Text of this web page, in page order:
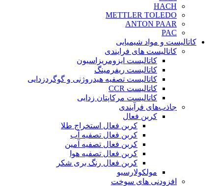
HACH
METTLER TOLEDO
ANTON PAAR
PAC
کاتالیست و مواد شیمیایی
کاتالیست های فرایندی
کاتالیست ایزومریزاسیون
کاتالیست ریفرمینگ
کاتالیست تصفیه هیدروژنی و گوگردزدایی
کاتالیست CCR
کاتالیست مرکاپتان زدایی
جاذب‌های فرآیندی
کربن فعال
کربن فعال استخراج طلا
کربن فعال تصفیه آب
کربن فعال تصفیه آمین
کربن فعال تصفیه هوا
کربن فعال رنگ بری شکر
مولکولارسیو
افزودنی های سوخت